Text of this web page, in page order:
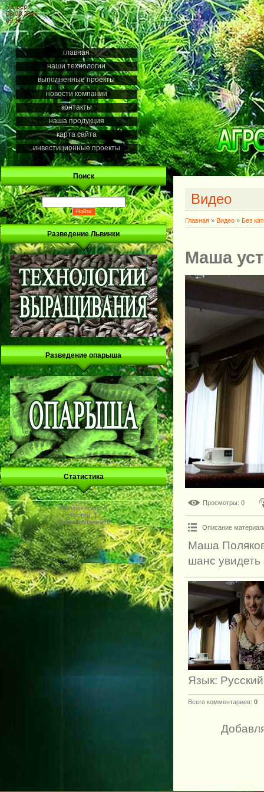
Четверг
06.08.2026
09:19
главная
наши технологии
выполненные проекты
новости компании
контакты
наша продукция
карта сайта
инвестиционные проекты
Поиск
Разведение Львинки
Разведение опарыша
Статистика
Онлайн всего:1
Гостей:1
Пользователей:0
Видео
Главная » Видео » Без
Маша
Просмотры: 0
Описание
Маша
шанс
Язык: Русский
Всего комментариев: 0